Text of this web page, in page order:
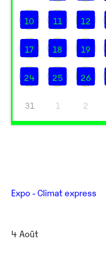
10 11 12
17 18 19
24 25 26
31 1 2
Expo - Climat express
4 Août